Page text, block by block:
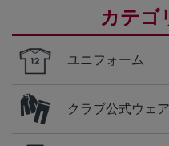
カテゴ
ユニフォーム
クラブ公式ウェア